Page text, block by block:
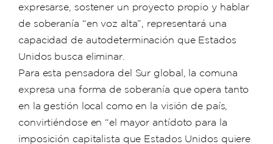
expresarse, sostener un proyecto propio y hablar
de soberanía “en voz alta”, representará una
capacidad de autodeterminación que Estados
Unidos busca eliminar.
Para esta pensadora del Sur global, la comuna
expresa una forma de soberanía que opera tanto
en la gestión local como en la visión de país,
convirtiéndose en “el mayor antídoto para la
imposición capitalista que Estados Unidos quiere